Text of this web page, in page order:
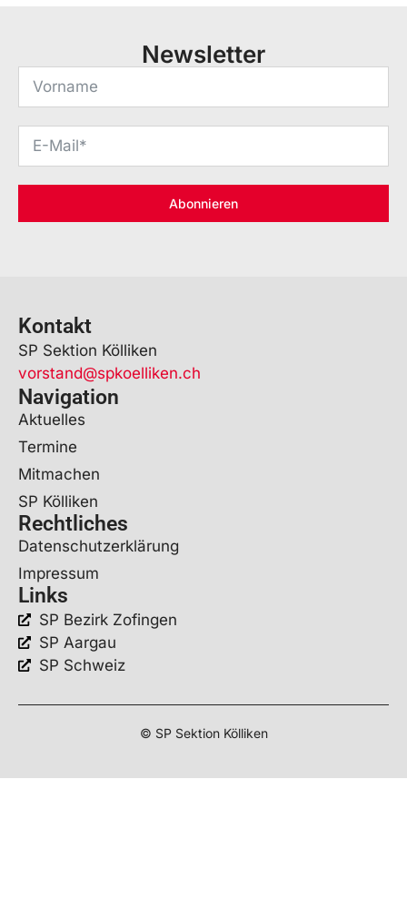
Newsletter
Abonnieren
Kontakt
SP Sektion Kölliken
vorstand@spkoelliken.ch
Navigation
Aktuelles
Termine
Mitmachen
SP Kölliken
Rechtliches
Datenschutzerklärung
Impressum
Links
SP Bezirk Zofingen
SP Aargau
SP Schweiz
© SP Sektion Kölliken